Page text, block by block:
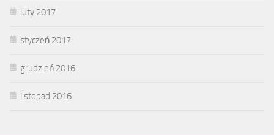
luty 2017
styczeń 2017
grudzień 2016
listopad 2016